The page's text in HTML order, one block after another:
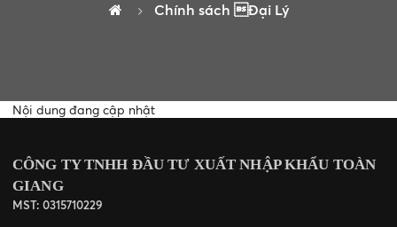
Chính sách Đại Lý
Nội dung đang cập nhật
CÔNG TY TNHH ĐẦU TƯ XUẤT NHẬP KHẨU TOÀN
GIANG
MST: 0315710229